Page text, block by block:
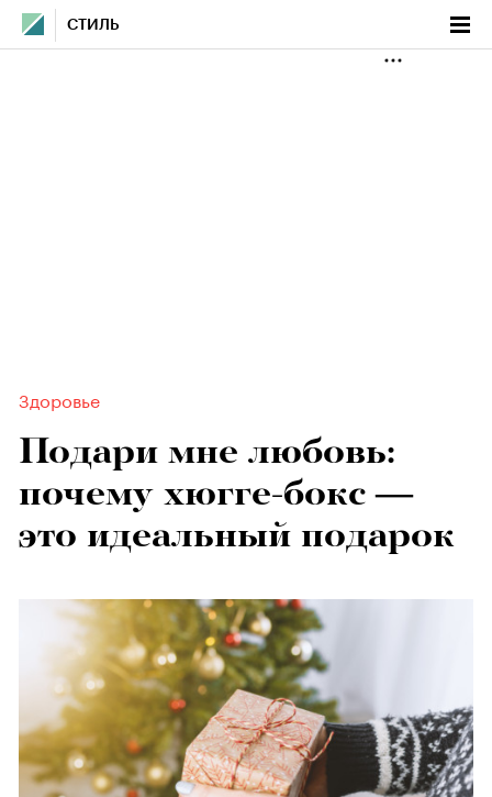
СТИЛЬ
Здоровье
Подари мне любовь:
почему хюгге-бокс —
это идеальный подарок